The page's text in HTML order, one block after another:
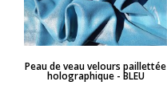
APERÇU RAPIDE
Peau de veau velours paillettée
holographique - BLEU